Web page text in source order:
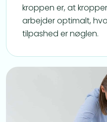
kroppen er, at
arbejder optimalt,
tilpashed er nøglen.